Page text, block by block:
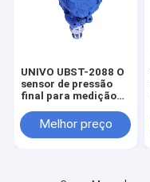
UNIVO UBST-2088 O
sensor de pressão
final para medição
personalizado
Melhor preço